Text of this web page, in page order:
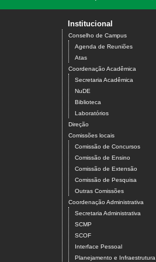
Institucional
Conselho de Campus
Agenda de Reuniões
Atas
Coordenação Acadêmica
Secretaria Acadêmica
NuDE
Biblioteca
Laboratórios
Direção
Comissões locais
Comissão de Concursos
Comissão de Ensino
Comissão de Extensão
Comissão de Pesquisa
Outras Comissões
Coordenação Administrativa
Secretaria Administrativa
SCMP
SCOF
Interface Pessoal
Planejamento e Infraestrutura